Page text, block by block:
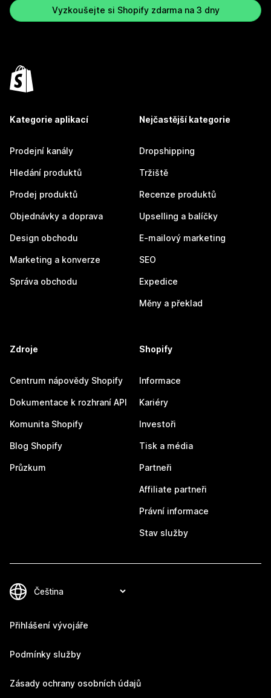
Vyzkoušejte si Shopify zdarma na 3 dny
Kategorie aplikací
Prodejní kanály
Hledání produktů
Prodej produktů
Objednávky a doprava
Design obchodu
Marketing a konverze
Správa obchodu
Nejčastější kategorie
Dropshipping
Tržiště
Recenze produktů
Upselling a balíčky
E-mailový marketing
SEO
Expedice
Měny a překlad
Zdroje
Centrum nápovědy Shopify
Dokumentace k rozhraní API
Komunita Shopify
Blog Shopify
Průzkum
Shopify
Informace
Kariéry
Investoři
Tisk a média
Partneři
Affiliate partneři
Právní informace
Stav služby
Přihlášení vývojáře
Podmínky služby
Zásady ochrany osobních údajů